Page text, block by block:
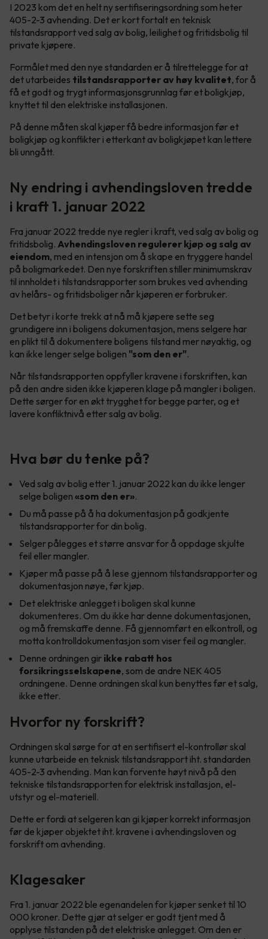
I 2023 kom det en helt ny sertifiseringsordning som heter
405-2-3 avhending. Det er kort fortalt en teknisk
tilstandsrapport ved salg av bolig, leilighet og fritidsbolig til
private kjøpere.
Formålet med den nye standarden er å tilrettelegge for at
det utarbeides tilstandsrapporter av høy kvalitet, for å
få et godt og trygt informasjonsgrunnlag før et boligkjøp,
knyttet til den elektriske installasjonen.
På denne måten skal kjøper få bedre informasjon før et
boligkjøp og konflikter i etterkant av boligkjøpet kan lettere
bli unngått.
Ny endring i avhendingsloven tredde
i kraft 1. januar 2022
Fra januar 2022 tredde nye regler i kraft, ved salg av bolig og
fritidsbolig. Avhendingsloven regulerer kjøp og salg av
eiendom, med en intensjon om å skape en tryggere handel
på boligmarkedet. Den nye forskriften stiller minimumskrav
til innholdet i tilstandsrapporter som brukes ved avhending
av helårs- og fritidsboliger når kjøperen er forbruker.
Det betyr i korte trekk at nå må kjøpere sette seg
grundigere inn i boligens dokumentasjon, mens selgere har
en plikt til å dokumentere boligens tilstand mer nøyaktig, og
kan ikke lenger selge boligen "som den er".
Når tilstandsrapporten oppfyller kravene i forskriften, kan
på den andre siden ikke kjøperen klage på mangler i boligen.
Dette sørger for en økt trygghet for begge parter, og et
lavere konfliktnivå etter salg av bolig.
Hva bør du tenke på?
Ved salg av bolig etter 1. januar 2022 kan du ikke lenger
selge boligen «som den er».
Du må passe på å ha dokumentasjon på godkjente
tilstandsrapporter for din bolig.
Selger pålegges et større ansvar for å oppdage skjulte
feil eller mangler.
Kjøper må passe på å lese gjennom tilstandsrapporter og
dokumentasjon nøye, før kjøp.
Det elektriske anlegget i boligen skal kunne
dokumenteres. Om du ikke har denne dokumentasjonen,
og må fremskaffe denne. Få gjennomført en elkontroll, og
motta kontrolldokumentasjon som viser feil og mangler.
Denne ordningen gir ikke rabatt hos
forsikringsselskapene, som de andre NEK 405
ordningene. Denne ordningen skal kun benyttes før et salg,
ikke etter.
Hvorfor ny forskrift?
Ordningen skal sørge for at en sertifisert el-kontrollør skal
kunne utarbeide en teknisk tilstandsrapport iht. standarden
405-2-3 avhending. Man kan forvente høyt nivå på den
tekniske tilstandsrapporten for elektrisk installasjon, el-
utstyr og el-materiell.
Dette er fordi at selgeren kan gi kjøper korrekt informasjon
før de kjøper objektet iht. kravene i avhendingsloven og
forskrift om avhending.
Klagesaker
Fra 1. januar 2022 ble egenandelen for kjøper senket til 10
000 kroner. Dette gjør at selger er godt tjent med å
opplyse tilstanden på det elektriske anlegget. Om den er